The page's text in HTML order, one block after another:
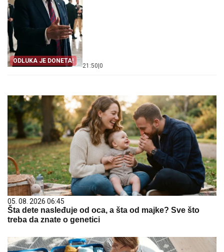
ODLUKA JE DONETA!
21:50 0
05. 08. 2026 06:45
Šta dete nasleđuje od oca, a šta od majke? Sve što
treba da znate o genetici